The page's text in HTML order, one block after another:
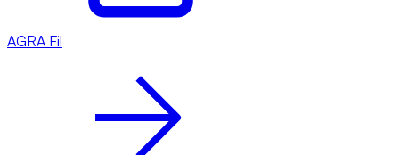
AGRA Fil